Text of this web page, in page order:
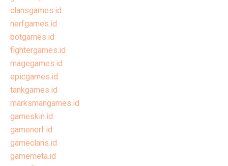
clansgames.id
nerfgames.id
botgames.id
fightergames.id
magegames.id
epicgames.id
tankgames.id
marksmangames.id
gameskin.id
gamenerf.id
gameclans.id
gamemeta.id